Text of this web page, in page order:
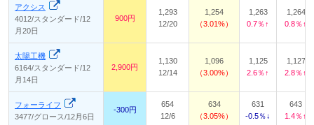
アクシス
4012/スタンダード/12
月20日
900円
1,293
12/20
1,254
3.01%
1,263
0.7％↑
1,264
0.8％↑
太陽工機
6164/スタンダード/12
月14日
2,900円
1,130
12/14
1,096
3.00%
1,125
2.6％↑
1,127
2.8％↑
フォーライフ
3477/グロース/12月6日
-300円
654
12/6
634
3.05%
631
-0.5％↓
643
1.4％↑